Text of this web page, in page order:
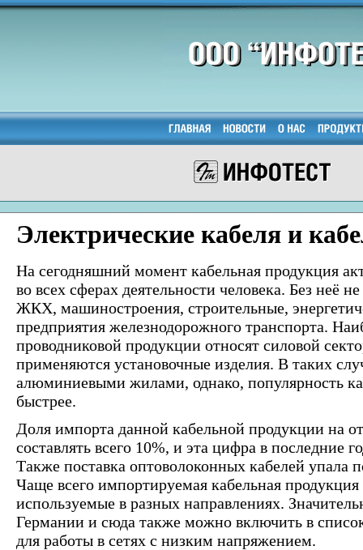
Электрические кабеля и
На сегодняшний момент кабельная продукция
во всех сферах деятельности человека. Без неё
ЖКХ, машиностроения, строительные,
предприятия железнодорожного транспорта.
проводниковой продукции относят силовой
применяются установочные изделия. В таких
алюминиевыми жилами, однако, популярность
быстрее.
Доля импорта данной кабельной продукции на
составлять всего 10%, и эта цифра в последние
Также поставка оптоволоконных кабелей упала
Чаще всего импортируемая кабельная продукция
используемые в разных направлениях.
Германии и сюда также можно включить в
для работы в сетях с низким напряжением.